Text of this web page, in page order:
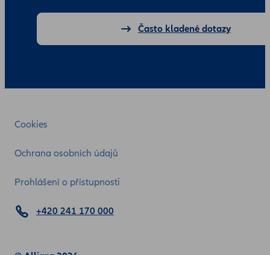
Často kladené dotazy
Cookies
Ochrana osobních údajů
Prohlášení o přístupnosti
+420 241 170 000